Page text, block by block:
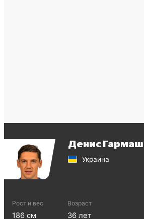
Денис Гармаш
Украина
Рост и вес
186 см
Возраст
36 лет